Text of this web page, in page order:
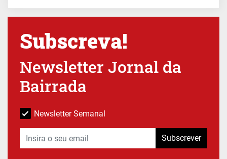
Subscreva!
Newsletter Jornal da
Bairrada
Newsletter Semanal
Subscrever